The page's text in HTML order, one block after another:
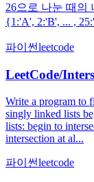
26으로 나눈 때의
{1:'A', 2:'B', ... ,
파이썬leetcode
LeetCode/
Write a program to
singly linked lists
lists: begin to
intersection at al...
파이썬leetcode